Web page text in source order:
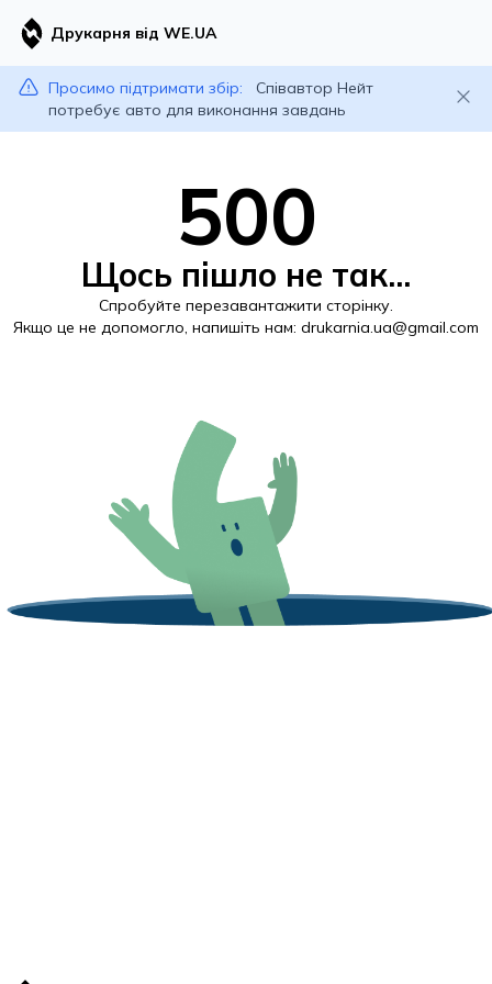
Друкарня від WE.UA
Просимо підтримати збір:
Співавтор Нейт
потребує авто для виконання завдань
500
Щось пішло не так...
Спробуйте перезавантажити сторінку.
Якщо це не допомогло, напишіть нам: drukarnia.ua@gmail.com